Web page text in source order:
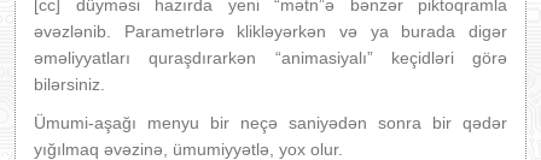
[cc] düyməsi hazırda yeni “mətn”ə bənzər piktoqramla
əvəzlənib. Parametrlərə klikləyərkən və ya burada digər
əməliyyatları quraşdırarkən “animasiyalı” keçidləri görə
bilərsiniz.
Ümumi-aşağı menyu bir neçə saniyədən sonra bir qədər
yığılmaq əvəzinə, ümumiyyətlə, yox olur.